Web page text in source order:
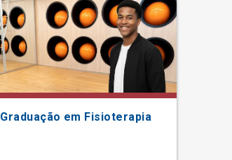
Graduação em Fisioterapia